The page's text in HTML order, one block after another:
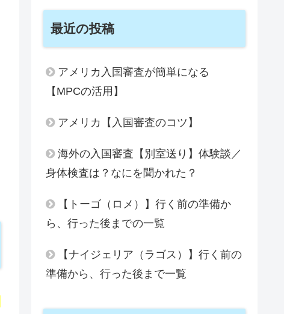
最近の投稿
アメリカ入国審査が簡単になる
【MPCの活用】
アメリカ【入国審査のコツ】
海外の入国審査【別室送り】体験談／
身体検査は？なにを聞かれた？
【トーゴ（ロメ）】行く前の準備か
ら、行った後までの一覧
【ナイジェリア（ラゴス）】行く前の
準備から、行った後まで一覧